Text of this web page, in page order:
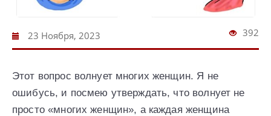
23 Ноября, 2023 392
Этот вопрос волнует многих женщин. Я не
ошибусь, и посмею утверждать, что волнует не
просто «многих женщин», а каждая женщина